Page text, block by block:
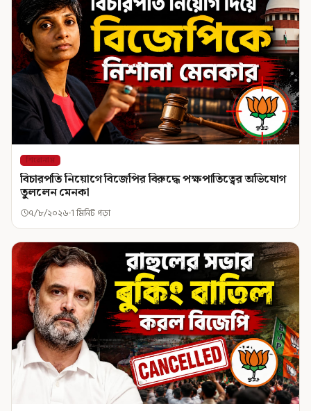
শিরোনাম
বিচারপতি নিয়োগে বিজেপির বিরুদ্ধে পক্ষপাতিত্বের অভিযোগ
তুললেন মেনকা
৭/৮/২০২৬ 1 মিনিট পড়া